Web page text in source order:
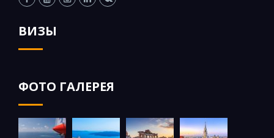
ВИЗЫ
ФОТО ГАЛЕРЕЯ